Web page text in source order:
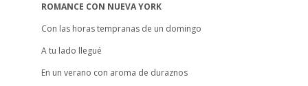
ROMANCE CON NUEVA YORK
Con las horas tempranas de un domingo
A tu lado llegué
En un verano con aroma de duraznos